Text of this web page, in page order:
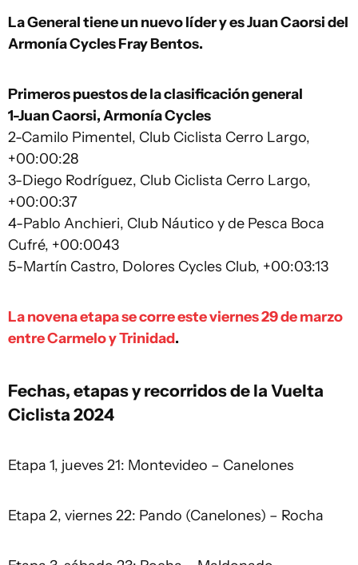
La General tiene un nuevo líder y es Juan Caorsi del
Armonía Cycles Fray Bentos.
Primeros puestos de la clasificación general
1-Juan Caorsi, Armonía Cycles
2-Camilo Pimentel, Club Ciclista Cerro Largo,
+00:00:28
3-Diego Rodríguez, Club Ciclista Cerro Largo,
+00:00:37
4-Pablo Anchieri, Club Náutico y de Pesca Boca
Cufré, +00:0043
5-Martín Castro, Dolores Cycles Club, +00:03:13
La novena etapa se corre este viernes 29 de marzo
entre Carmelo y Trinidad.
Fechas, etapas y recorridos de la Vuelta
Ciclista 2024
Etapa 1, jueves 21: Montevideo – Canelones
Etapa 2, viernes 22: Pando (Canelones) – Rocha